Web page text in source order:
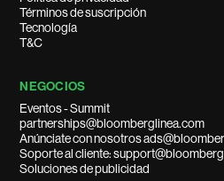
Términos de suscripción
Tecnología
T&C
NEGOCIOS
Eventos - Summit
partnerships@bloomberglinea.com
Anúnciate con nosotros
Soporte al cliente:
Soluciones de publicidad